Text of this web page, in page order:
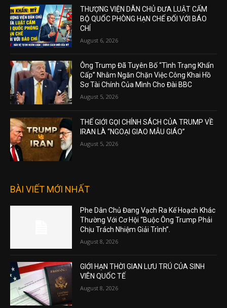
THƯỢNG VIỆN DÂN CHỦ ĐƯA LUẬT CẤM
BỘ QUỐC PHÒNG HẠN CHẾ ĐỐI VỚI BÁO
CHÍ
August 6, 2026
Ông Trump Đã Tuyên Bố “Tình Trạng Khẩn
Cấp” Nhằm Ngăn Chặn Việc Công Khai Hồ
Sơ Tài Chính Của Mình Cho Đài BBC
August 5, 2026
THẾ GIỚI GỌI CHÍNH SÁCH CỦA TRUMP VỀ
IRAN LÀ “NGOẠI GIAO MẪU GIÁO”
August 5, 2026
BÀI VIẾT MỚI NHẤT
Phe Dân Chủ Đang Vạch Ra Kế Hoạch Khác
Thường Với Cơ Hội “Buộc Ông Trump Phải
Chịu Trách Nhiệm Giải Trình”.
August 8, 2026
GIỚI HẠN THỜI GIAN LƯU TRÚ CỦA SINH
VIÊN QUỐC TẾ
August 8, 2026